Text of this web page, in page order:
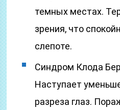
темных местах.
зрения, что
слепоте.
Синдром Клода
Наступает
разреза глаз.